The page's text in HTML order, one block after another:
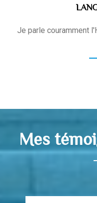
Je parle couramment
Mes